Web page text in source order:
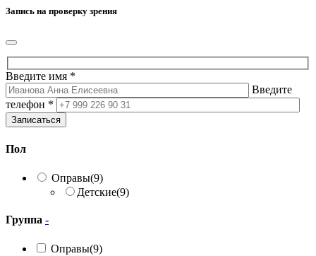
Запись на проверку зрения
Введите имя *
Введите
телефон *
Записаться
Пол
Оправы(9)
Детские(9)
Группа -
Оправы(9)